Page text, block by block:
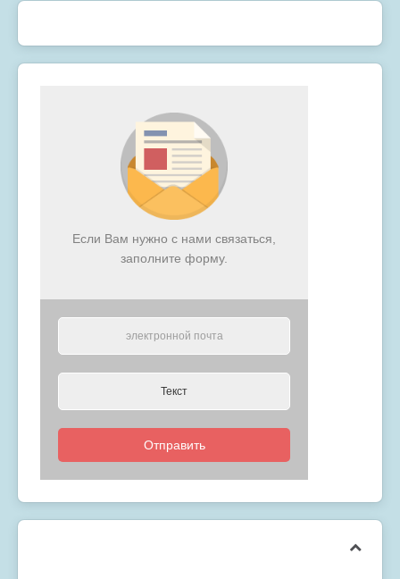
Если Вам нужно с нами связаться,
заполните форму.
Отправить